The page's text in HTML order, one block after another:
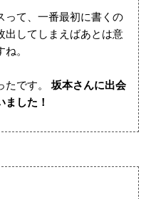
って、一番最初に書くの
出してしまえばあとは意
。
たです。坂本さんに出会
した！